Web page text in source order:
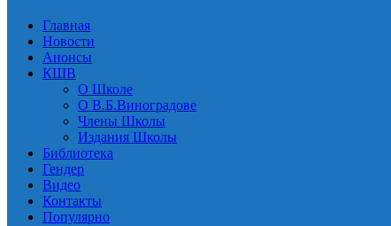
Главная
Новости
Анонсы
КШВ
О Школе
О В.Б.Виноградове
Члены Школы
Издания Школы
Библиотека
Гендер
Видео
Контакты
Популярно